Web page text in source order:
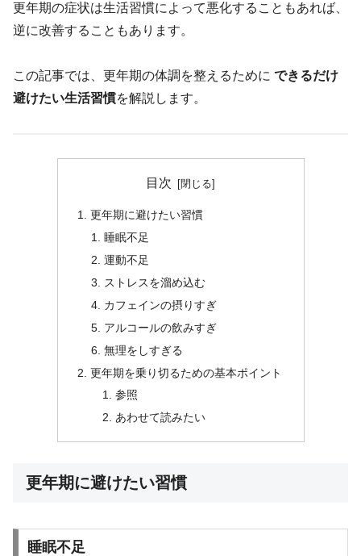
更年期の症状は生活習慣によって悪化することもあれば、
逆に改善することもあります。
この記事では、更年期の体調を整えるために できるだけ
避けたい生活習慣を解説します。
目次
更年期に避けたい習慣
睡眠不足
運動不足
ストレスを溜め込む
カフェインの摂りすぎ
アルコールの飲みすぎ
無理をしすぎる
更年期を乗り切るための基本ポイント
参照
あわせて読みたい
更年期に避けたい習慣
睡眠不足